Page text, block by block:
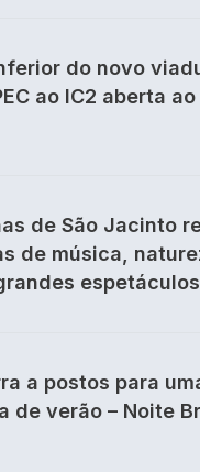
do novo
ao IC2 aberta ao
de São Jacinto
de música,
a postos para
de verão – Noite